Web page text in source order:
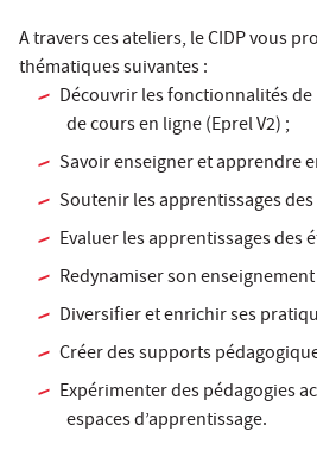
A travers ces ateliers, le CIDP vous
thématiques suivantes :
Découvrir les fonctionnalités
de cours en ligne (Eprel V2) ;
Savoir enseigner et apprendre
Soutenir les apprentissages
Evaluer les apprentissages des
Redynamiser son enseignement
Diversifier et enrichir ses
Créer des supports
Expérimenter des pédagogies
espaces d’apprentissage.